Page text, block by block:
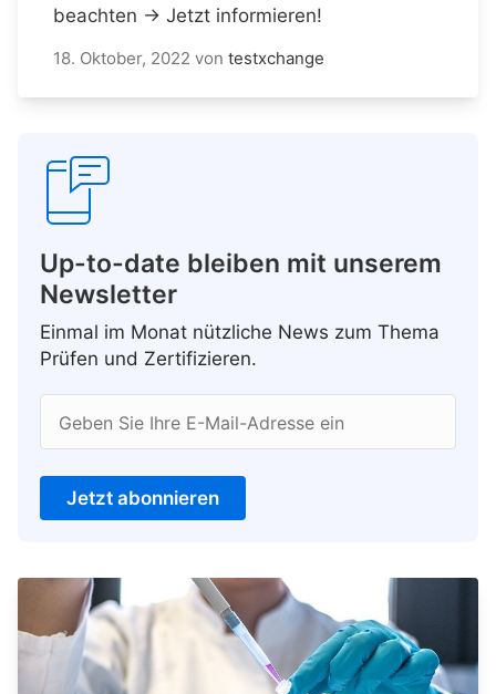
beachten → Jetzt informieren!
18. Oktober, 2022 von testxchange
Up-to-date bleiben mit unserem
Newsletter
Einmal im Monat nützliche News zum Thema
Prüfen und Zertifizieren.
Geben Sie Ihre E-Mail-Adresse ein
Jetzt abonnieren